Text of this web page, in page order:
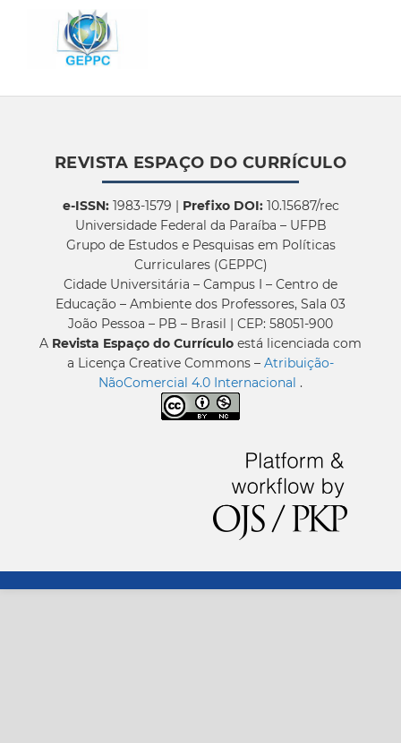
REVISTA ESPAÇO DO CURRÍCULO
e-ISSN:1983-1579 | Prefixo DOI:10.15687/rec
Universidade Federal da Paraíba – UFPB
Grupo de Estudos e Pesquisas em Políticas
Curriculares (GEPPC)
Cidade Universitária – Campus I – Centro de
Educação – Ambiente dos Professores, Sala 03
João Pessoa – PB – Brasil | CEP: 58051-900
A Revista Espaço do Currículo está licenciada com
a Licença Creative Commons – Atribuição-
NãoComercial 4.0 Internacional .